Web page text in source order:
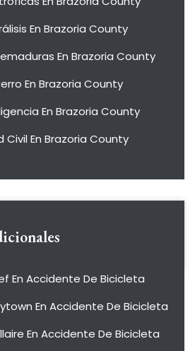
En Brazoria County
En Brazoria County
En Brazoria County
En Brazoria County
Civil En Brazoria County
En Accidente De Bicicleta
En Accidente De Bicicleta
En Accidente De Bicicleta